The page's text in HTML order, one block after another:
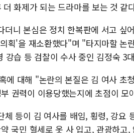
더 화제가 되는 드라마를 보는 것 같
더니 본심은 정치 한복판에 서고 싶
획'을 재소환했다"며 "타지마할 논
강습 등 검찰이 수사 중인 김정숙 3
에 대해 "논란의 본질은 김 여사 초
권력이 이용당했는지에 초점이 모
체 등이 김 여사를 배임, 횡령, 강요
국민 혈세로 옷 사 입고, 관광하고